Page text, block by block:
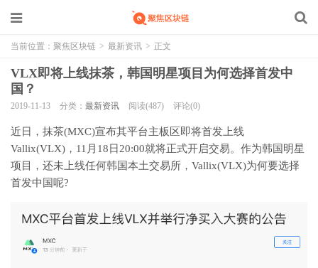
当前位置： 聚焦区块链 > 最新资讯 > 正文
VLX即将上线抹茶，韩国明星项目为何选择首发中
国？
2019-11-13 分类： 最新资讯 阅读(487) 评论(0)
近日，抹茶(MXC)宣布其平台主板区即将首发上线
Vallix(VLX)，11月18日20:00就将正式开启交易。作为韩国明星
项目，还未上线任何韩国本土交易所，Vallix(VLX)为何要选择
首发中国呢?